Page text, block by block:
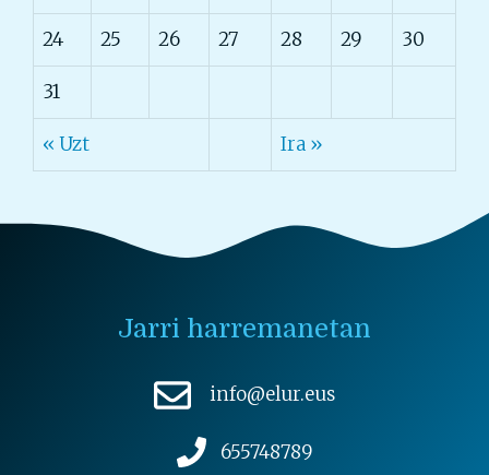
24 25 26 27 28 29 30
31
« Uzt Ira »
Jarri harremanetan
info@elur.eus
655748789